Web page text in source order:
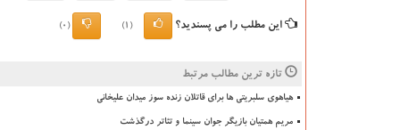
این مطلب را می پسندید؟ (1)
(0)
تازه ترین مطالب مرتبط
هیاهوی سلبریتی ها برای قاتلان زنده سوز میدان علیخانی
مریم همتیان بازیگر جوان سینما و تئاتر درگذشت